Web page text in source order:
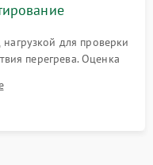
для проверки
перегрева. Оценка
на тестовых
и кнопок